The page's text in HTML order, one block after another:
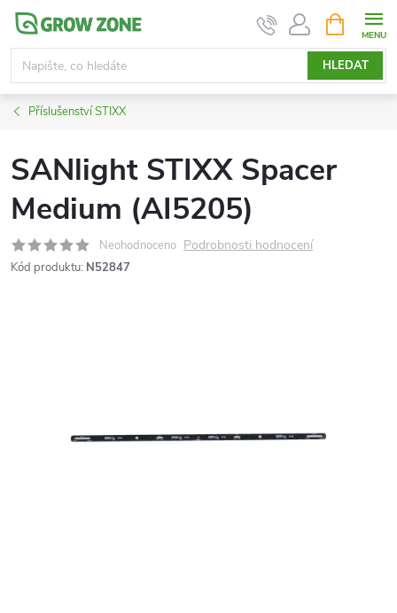
Přejít
obsah
HLEDAT
NÁKUPNÍ
KOŠÍK
Příslušenství STIXX
SANlight STIXX Spacer
Medium (AI5205)
Neohodnoceno Podrobnosti hodnocení
Kód produktu: N52847